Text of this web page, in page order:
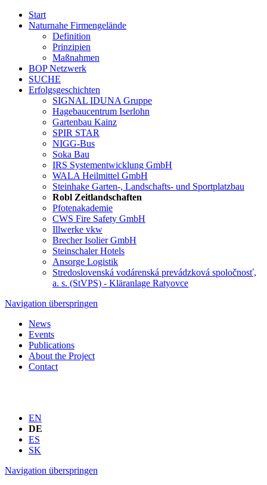
Start
Naturnahe Firmengelände
Definition
Prinzipien
Maßnahmen
BOP Netzwerk
SUCHE
Erfolgsgeschichten
SIGNAL IDUNA Gruppe
Hagebaucentrum Iserlohn
Gartenbau Kainz
SPIR STAR
NIGG-Bus
Soka Bau
IRS Systementwicklung GmbH
WALA Heilmittel GmbH
Steinhake Garten-, Landschafts- und Sportplatzbau
Robl Zeitlandschaften
Pfotenakademie
CWS Fire Safety GmbH
Illwerke vkw
Brecher Isolier GmbH
Steinschaler Hotels
Ansorge Logistik
Stredoslovenská vodárenská prevádzková spoločnosť,
a. s. (StVPS) - Kläranlage Ratyovce
Navigation überspringen
News
Events
Publications
About the Project
Contact
EN
DE
ES
SK
Navigation überspringen